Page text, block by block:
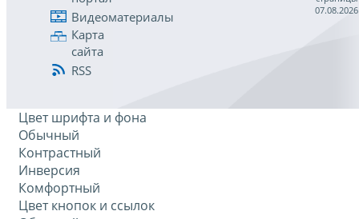
Видеоматериалы
Карта
сайта
RSS
07.08.2026
Цвет шрифта и фона
Обычный
Контрастный
Инверсия
Комфортный
Цвет кнопок и ссылок